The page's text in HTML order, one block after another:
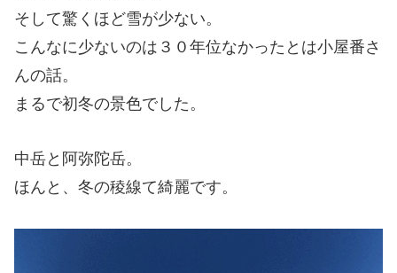
そして驚くほど雪が少ない。
こんなに少ないのは３０年位なかったとは小屋番さ
んの話。
まるで初冬の景色でした。
中岳と阿弥陀岳。
ほんと、冬の稜線て綺麗です。